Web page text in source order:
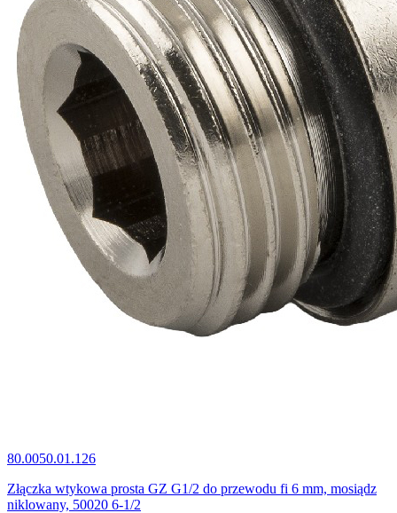
80.0050.01.126
Złączka wtykowa prosta GZ G1/2 do przewodu fi 6 mm, mosiądz
niklowany, 50020 6-1/2